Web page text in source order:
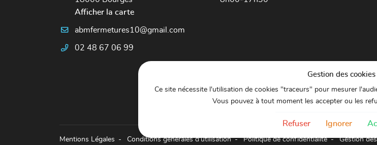
Afficher la carte
02 48 67 06 99
Mentions Légales Conditions générales d'utilisation Politique de confidentialité Gestion
Gestion des cookies
Ce site nécessite l'utilisation de cookies "traceurs" pour mesurer
Vous pouvez à tout moment les accepter ou les
Refuser Ignorer